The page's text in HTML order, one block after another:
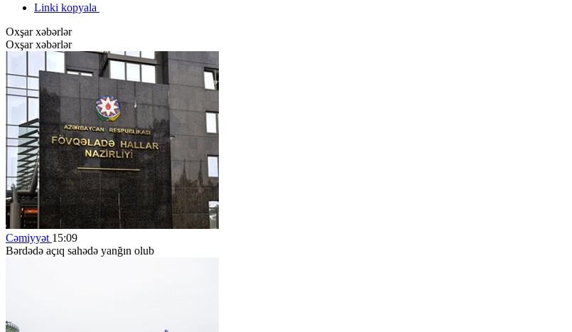
Linki kopyala
Oxşar xəbərlər
Oxşar xəbərlər
Cəmiyyət 15:09
Bərdədə açıq sahədə yanğın olub